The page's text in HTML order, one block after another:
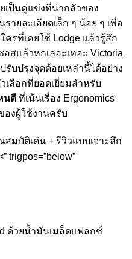
เป็นคู่แข่งที่น่ากลัวของ
ายละเอียดเล็ก ๆ น้อย ๆ เพื่อ
รที่เคยใช้ Lodge แล้วรู้สึก
สแล้วหกเลอะเทอะ Victoria
บปรุงจุดด้อยเหล่านี้ได้อย่าง
เลือกที่ยอดเยี่ยมสำหรับ
นดี ที่เน้นเรื่อง Ergonomics
องผู้ใช้งานครับ
มบัติเด่น + รีวิวแบบเจาะลึก
trigpos=”below”
ด้วยน้ำมันเมล็ดแฟลกซ์